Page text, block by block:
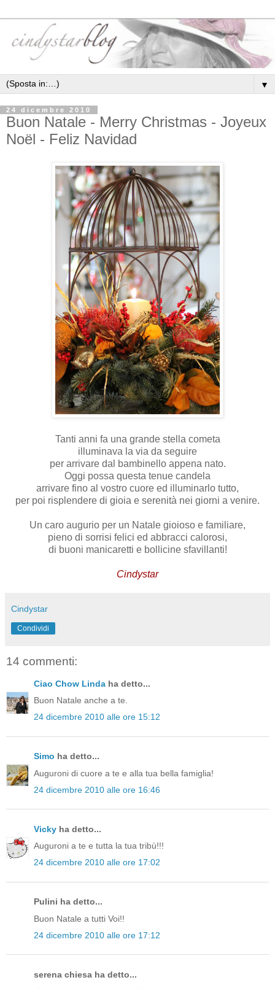
▼
24 dicembre 2010
Buon Natale - Merry Christmas - Joyeux
Noël - Feliz Navidad
Tanti anni fa una grande stella cometa
illuminava la via da seguire
per arrivare dal bambinello appena nato.
Oggi possa questa tenue candela
arrivare fino al vostro cuore ed illuminarlo tutto,
per poi risplendere di gioia e serenità nei giorni a venire.
Un caro augurio per un Natale gioioso e familiare,
pieno di sorrisi felici ed abbracci calorosi,
di buoni manicaretti e bollicine sfavillanti!
Cindystar
Cindystar
Condividi
14 commenti:
Ciao Chow Linda ha detto...
Buon Natale anche a te.
24 dicembre 2010 alle ore 15:12
Simo ha detto...
Auguroni di cuore a te e alla tua bella famiglia!
24 dicembre 2010 alle ore 16:46
Vicky ha detto...
Auguroni a te e tutta la tua tribù!!!
24 dicembre 2010 alle ore 17:02
Pulini ha detto...
Buon Natale a tutti Voi!!
24 dicembre 2010 alle ore 17:12
serena chiesa ha detto...